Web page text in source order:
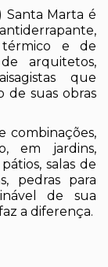
Marta é
térmico e de
arquitetos,
que
de suas obras
combinações,
em jardins,
salas de
pedras para
de sua
a diferença.